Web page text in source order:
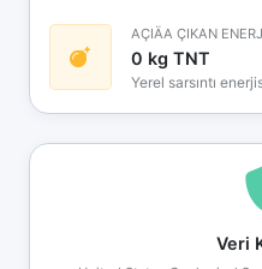
AÇIÄA ÇIKAN
0 kg TNT
Yerel sarsıntı
Veri